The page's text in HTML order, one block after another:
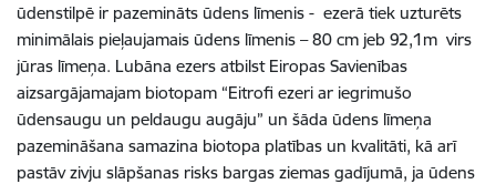
ūdenstilpē ir pazemināts ūdens līmenis - ezerā tiek uzturēts
minimālais pieļaujamais ūdens līmenis – 80 cm jeb 92,1m virs
jūras līmeņa. Lubāna ezers atbilst Eiropas Savienības
aizsargājamajam biotopam “Eitrofi ezeri ar iegrimušo
ūdensaugu un peldaugu augāju” un šāda ūdens līmeņa
pazemināšana samazina biotopa platības un kvalitāti, kā arī
pastāv zivju slāpšanas risks bargas ziemas gadījumā, ja ūdens